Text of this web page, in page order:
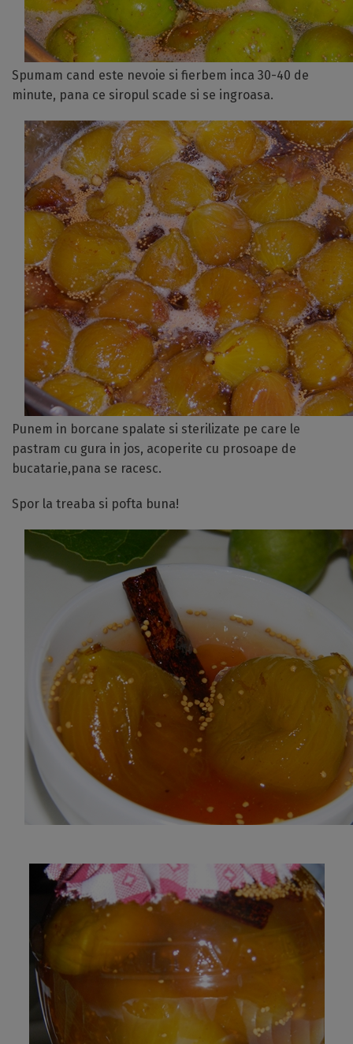
Spumam cand este nevoie si fierbem inca 30-40 de
minute, pana ce siropul scade si se ingroasa.
Punem in borcane spalate si sterilizate pe care le
pastram cu gura in jos, acoperite cu prosoape de
bucatarie,pana se racesc.
Spor la treaba si pofta buna!